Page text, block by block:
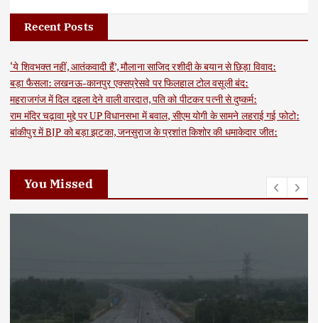
Recent Posts
‘ये शिवभक्त नहीं, आतंकवादी हैं’, मौलाना साजिद रशीदी के बयान से छिड़ा विवाद:
बड़ा फैसला: लखनऊ-कानपुर एक्सप्रेसवे पर फिलहाल टोल वसूली बंद:
महराजगंज में दिल दहला देने वाली वारदात, पति को पीटकर पत्नी से दुष्कर्म:
राम मंदिर चढ़ावा मुद्दे पर UP विधानसभा में बवाल, सीएम योगी के सामने लहराई गई फोटो:
बांकीपुर में BJP को बड़ा झटका, जनसुराज के प्रशांत किशोर की धमाकेदार जीत:
You Missed